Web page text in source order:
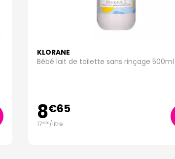
de la peau délicate des nourrissons.
des bébés, enrichis en eau thermale apaisante.
sans ingrédients synthétiques ni conservateurs
KLORANE
Bébé lait de toilette sans rinçage 500ml
8€65
17€30/litre